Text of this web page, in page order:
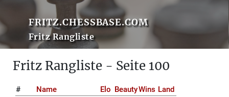
FRITZ.CHESSBASE.COM
Fritz Rangliste
Fritz Rangliste - Seite 100
# Name Elo BeautyWins Land